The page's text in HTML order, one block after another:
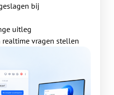
bij
uitleg
realtime vragen stellen